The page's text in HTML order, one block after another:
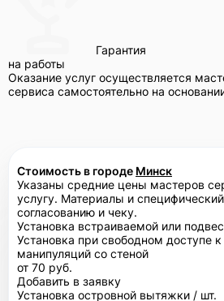
Гарантия
на работы
Оказание услуг осуществляется
сервиса самостоятельно на
Стоимость в городе Минск
Указаны средние цены мастеров
услугу. Материалы и
согласованию и чеку.
Установка встраиваемой или
Установка при свободном доступе к
манипуляций со стеной
от 70 руб.
Добавить в заявку
Установка островной вытяжки / шт.